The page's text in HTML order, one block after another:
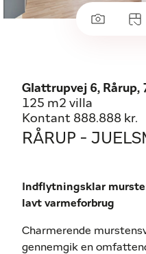
Glattrupvej 6, Rårup,
125 m2 villa
Kontant 888.888 kr.
RÅRUP -
Indflytningsklar
lavt varmeforbrug
Charmerende
gennemgik en